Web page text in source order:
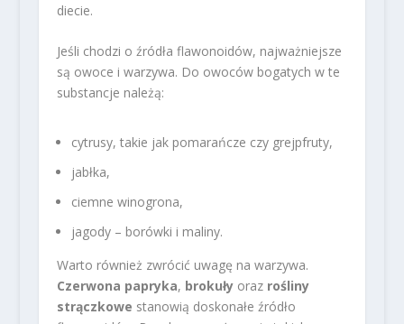
diecie.
Jeśli chodzi o źródła flawonoidów, najważniejsze
są owoce i warzywa. Do owoców bogatych w te
substancje należą:
cytrusy, takie jak pomarańcze czy grejpfruty,
jabłka,
ciemne winogrona,
jagody – borówki i maliny.
Warto również zwrócić uwagę na warzywa.
Czerwona papryka, brokułyoraz rośliny
strączkowe stanowią doskonałe źródło